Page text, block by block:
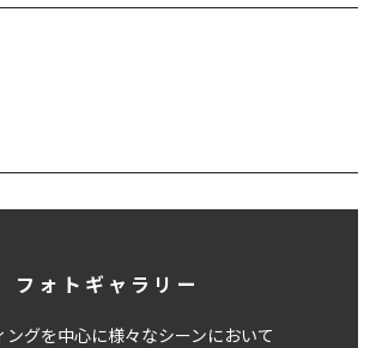
フォトギャラリー
ングを中心に様々なシーンにおいて